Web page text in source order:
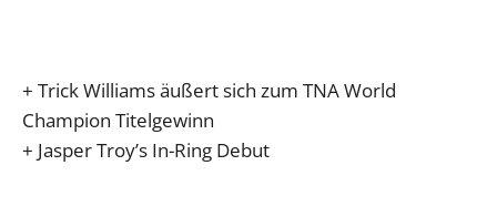
+ Trick Williams äußert sich zum TNA World
Champion Titelgewinn
+ Jasper Troy’s In-Ring Debut